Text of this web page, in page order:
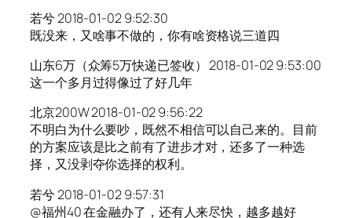
若兮 2018-01-02 9:52:30
既没来，又啥事不做的，你有啥资格说三道四
山东6万（众筹5万快递已签收） 2018-01-02 9:53:00
这一个多月过得像过了好几年
北京200W 2018-01-02 9:56:22
不明白为什么要吵，既然不相信可以自己来的。目前
的方案应该是比之前有了进步才对，还多了一种选
择，又没剥夺你选择的权利。
若兮 2018-01-02 9:57:31
@福州40 在金融办了，还有人来尽快，越多越好